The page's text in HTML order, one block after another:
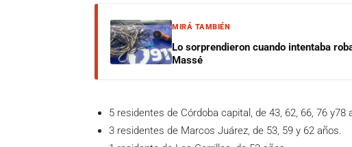
MIRÁ TAMBIÉN
Lo sorprendieron cuando intentaba
Massé
5 residentes de Córdoba capital, de 43, 62, 66, 76 y78
3 residentes de Marcos Juárez, de 53, 59 y 62 años.